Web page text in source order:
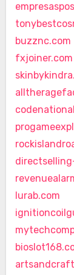
buzznc.com
fxjoiner.com
lurab.com